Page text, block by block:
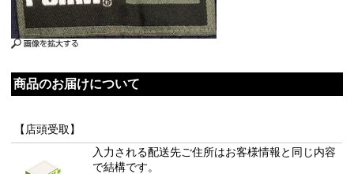
商品のお届けについて
【店頭受取】
入力される配送先ご住所はお客様情報と同じ内容
で結構です。